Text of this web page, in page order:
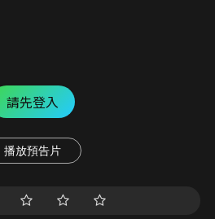
請先登入
播放預告片